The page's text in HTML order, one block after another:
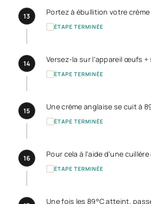
13 Portez à ébullition votre
ÉTAPE TERMINÉE
14 Versez-la sur l'appareil œufs
ÉTAPE TERMINÉE
15 Une crème anglaise se cuit à
ÉTAPE TERMINÉE
16 Pour cela à l'aide d'une
ÉTAPE TERMINÉE
Une fois les 89°C atteint,